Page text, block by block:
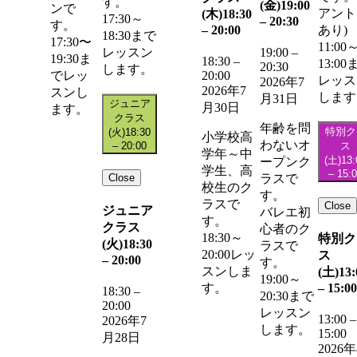
ンで
す。
17:30〜
19:30ま
でレッ
スンし
ます。
17:30～
18:30まで
レッスン
します。
ジュニア
クラス
(火)18:30
– 20:00
Close
ジュニア
クラス
(火)18:30
– 20:00
18:30 –
20:00
2026年7
月28日
(木)18:30
– 20:00
18:30 –
20:00
2026年7
月30日
小学校高
学年～中
学生、高
校生のク
ラスで
す。
18:30～
20:00レッ
スンしま
す。
(金)19:00
– 20:30
19:00 –
20:30
2026年7
月31日
年齢を問
わないオ
ープンク
ラスで
す。
バレエ初
心者のク
ラスで
す。
19:00～
20:30まで
レッスン
します。
アン
あり)
11:00
13:00
レッ
しま
特別
ス
(土)
–
Close
特別
ス
(土)
– 15:00
13:00 –
15:00
2026